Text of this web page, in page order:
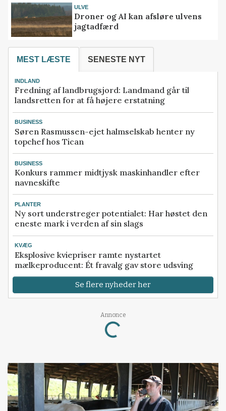
ULVE
Droner og AI kan afsløre ulvens
jagtadfærd
MEST LÆSTE SENESTE NYT
INDLAND
Fredning af landbrugsjord: Landmand går til
landsretten for at få højere erstatning
BUSINESS
Søren Rasmussen-ejet halmselskab henter ny
topchef hos Tican
BUSINESS
Konkurs rammer midtjysk maskinhandler efter
navneskifte
PLANTER
Ny sort understreger potentialet: Har høstet den
eneste mark i verden af sin slags
KVÆG
Eksplosive kviepriser ramte nystartet
mælkeproducent: Ét fravalg gav store udsving
Se flere nyheder her
Annonce
Loading...